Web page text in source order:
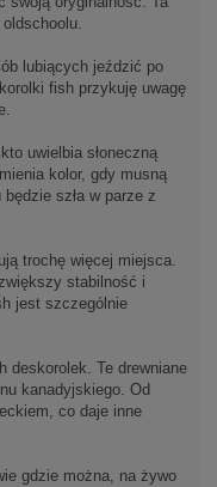
lubiących jeździć po
fish przykuję uwagę
uwielbia słoneczną
kolor, gdy musną
szła w parze z
trochę więcej miejsca.
stabilność i
jest szczególnie
deskorolek. Te drewniane
kanadyjskiego. Od
co daje inne
gdzie można, na żywo